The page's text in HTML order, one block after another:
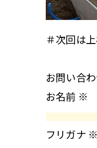
＃次回は
お問い合
お名前 ※
フリガナ ※